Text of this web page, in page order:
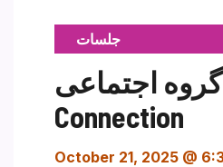
جلسات
گروه اجتماعی Rainbow
Connection
October 21, 2025 @